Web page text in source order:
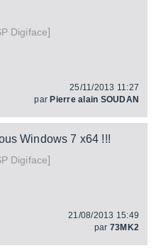
Digiface]
25/11/2013 11:27
par Pierre alain SOUDAN
Windows 7 x64 !!!
Digiface]
21/08/2013 15:49
par 73MK2